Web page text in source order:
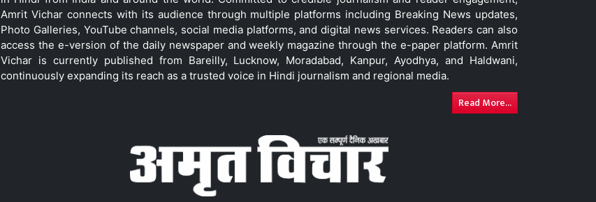
Amrit Vichar connects with its audience through multiple platforms including Breaking News updates,
Photo Galleries, YouTube channels, social media platforms, and digital news services. Readers can also
access the e-version of the daily newspaper and weekly magazine through the e-paper platform. Amrit
Vichar is currently published from Bareilly, Lucknow, Moradabad, Kanpur, Ayodhya, and Haldwani,
continuously expanding its reach as a trusted voice in Hindi journalism and regional media.
Read More...